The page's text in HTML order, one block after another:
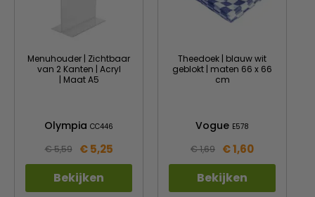
Menuhouder | Zichtbaar
van 2 Kanten | Acryl
| Maat A5
Olympia CC446
€ 5,59 € 5,25
Bekijken
Theedoek | blauw wit
geblokt | maten 66 x 66
cm
Vogue E578
€ 1,69 € 1,60
Bekijken